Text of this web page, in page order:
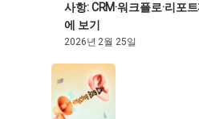
사항: CRM·워크플로·리포
에 보기
2026년 2월 25일